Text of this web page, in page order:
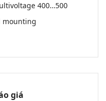
400…500
mounting
giá